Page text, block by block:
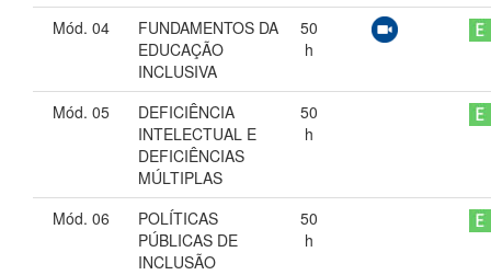
Mód. 04
FUNDAMENTOS DA
EDUCAÇÃO
INCLUSIVA
50
h
Mód. 05
DEFICIÊNCIA
INTELECTUAL E
DEFICIÊNCIAS
MÚLTIPLAS
50
h
Mód. 06
POLÍTICAS
PÚBLICAS DE
INCLUSÃO
50
h